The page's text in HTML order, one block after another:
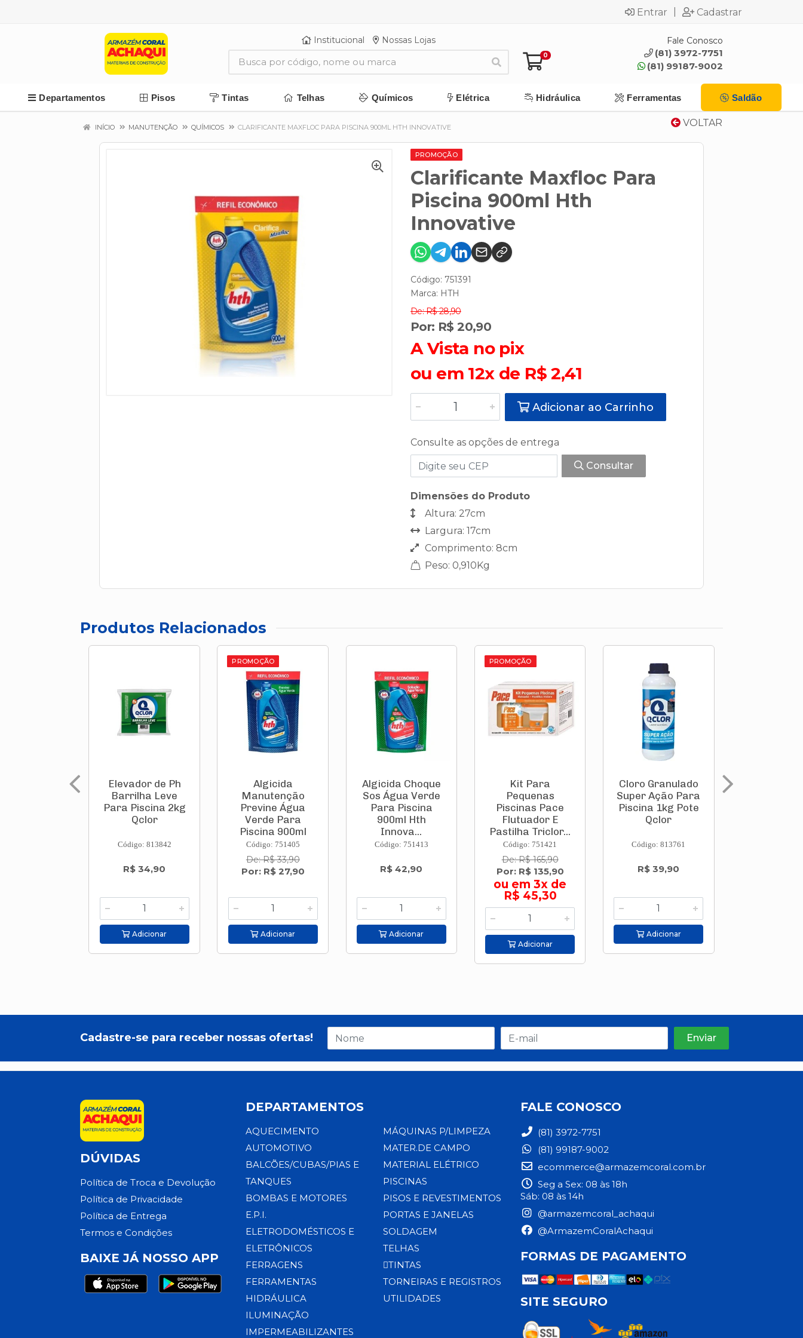
Entrar Cadastrar
Institucional Nossas Lojas
0
Fale Conosco
(81) 3972-7751
(81) 99187-9002
Departamentos Pisos Tintas Telhas Químicos Elétrica Hidráulica Ferramentas Saldão
VOLTAR
INÍCIO MANUTENÇÃO QUÍMICOS CLARIFICANTE MAXFLOC PARA PISCINA 900ML HTH INNOVATIVE
PROMOÇÃO
Clarificante Maxfloc Para
Piscina 900ml Hth
Innovative
Código: 751391
Marca: HTH
De: R$ 28,90
Por: R$ 20,90
A Vista no pix
ou em 12x de R$ 2,41
Adicionar ao Carrinho
Consulte as opções de entrega
Consultar
Dimensões do Produto
Altura: 27cm
Largura: 17cm
Comprimento: 8cm
Peso: 0,910Kg
Produtos Relacionados
Elevador de Ph
Barrilha Leve
Para Piscina 2kg
Qclor
Código: 813842
R$ 34,90
Adicionar
PROMOÇÃO
Algicida
Manutenção
Previne Água
Verde Para
Piscina 900ml
Ht...
Código: 751405
De: R$ 33,90
Por: R$ 27,90
Adicionar
Algicida Choque
Sos Água Verde
Para Piscina
900ml Hth
Innova...
Código: 751413
R$ 42,90
Adicionar
PROMOÇÃO
Kit Para
Pequenas
Piscinas Pace
Flutuador E
Pastilha Triclor...
Código: 751421
De: R$ 165,90
Por: R$ 135,90
ou em 3x de
R$ 45,30
Adicionar
Cloro Granulado
Super Ação Para
Piscina 1kg Pote
Qclor
Código: 813761
R$ 39,90
Adicionar
Cadastre-se para receber nossas ofertas!
DÚVIDAS
Política de Troca e Devolução
Política de Privacidade
Política de Entrega
Termos e Condições
BAIXE JÁ NOSSO APP
DEPARTAMENTOS
AQUECIMENTO
AUTOMOTIVO
BALCÕES/CUBAS/PIAS E
TANQUES
BOMBAS E MOTORES
E.P.I.
ELETRODOMÉSTICOS E
ELETRÔNICOS
FERRAGENS
FERRAMENTAS
HIDRÁULICA
ILUMINAÇÃO
IMPERMEABILIZANTES
MÁQUINAS P/LIMPEZA
MATER.DE CAMPO
MATERIAL ELÉTRICO
PISCINAS
PISOS E REVESTIMENTOS
PORTAS E JANELAS
SOLDAGEM
TELHAS
TINTAS
TORNEIRAS E REGISTROS
UTILIDADES
FALE CONOSCO
(81) 3972-7751
(81) 99187-9002
ecommerce@armazemcoral.com.br
Seg a Sex: 08 às 18h
Sáb: 08 às 14h
@armazemcoral_achaqui
@ArmazemCoralAchaqui
FORMAS DE PAGAMENTO
SITE SEGURO